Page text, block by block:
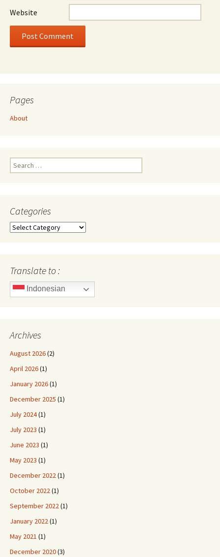
Website
Pages
About
Search
for:
Categories
Categories
Translate to :
Indonesian
Archives
August 2026(2)
April 2026(1)
January 2026(1)
December 2025 (1)
July 2024(1)
July 2023 (1)
June 2023 (1)
May 2023 (1)
December 2022(1)
October 2022(1)
September 2022(1)
January 2022(1)
May 2021 (1)
December 2020(3)